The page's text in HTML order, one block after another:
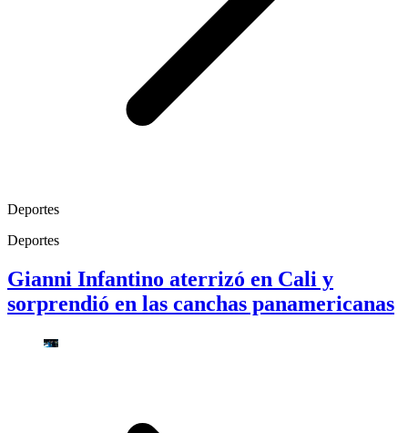
Deportes
Deportes
Gianni Infantino aterrizó en Cali y
sorprendió en las canchas panamericanas